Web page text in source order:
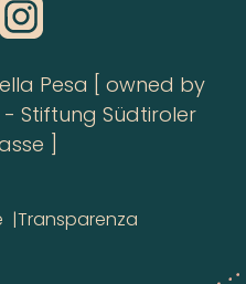
Pesa [ owned by
Stiftung Südtiroler
]
Transparenza